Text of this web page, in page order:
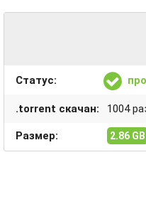
Статус:
.torrent скачан: 1004
Размер: 2.86 GB